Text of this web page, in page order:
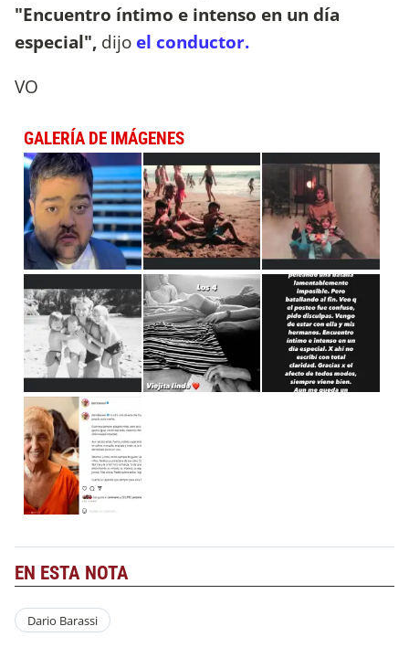
"Encuentro íntimo e intenso en un día
especial", dijo el conductor.
VO
GALERÍA DE IMÁGENES
EN ESTA NOTA
Dario Barassi